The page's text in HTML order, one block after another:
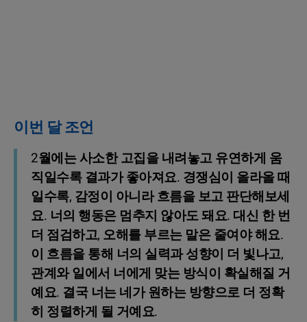
이번 달 조언
2월에는 사소한 고집을 내려놓고 유연하게 움
직일수록 결과가 좋아져요. 경쟁심이 올라올 때
일수록, 감정이 아니라 흐름을 보고 판단해보세
요. 너의 행동은 멈추지 않아도 돼요. 대신 한 번
더 점검하고, 오해를 부르는 말은 줄여야 해요.
이 흐름을 통해 너의 실력과 성향이 더 빛나고,
관계와 일에서 너에게 맞는 방식이 확실해질 거
예요. 결국 너는 네가 원하는 방향으로 더 정확
히 정렬하게 될 거예요.